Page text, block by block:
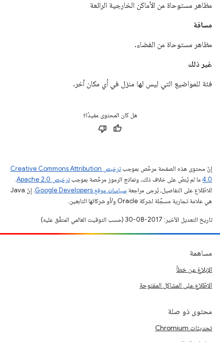
مظاهر مستوحاة من الأماكن الخارجية الرائعة
مسافة
مظاهر مستوحاة من الفضاء.
غير ذلك
فئة للمواضيع التي ليس لها منزل في أي مكان آخر.
هل كان المحتوى مفيدًا؟
إنّ محتوى هذه الصفحة مرخّص بموجب
ترخيص Creative Commons Attribution
4.0‏ ما لم يُنصّ على خلاف ذلك، ونماذج الرموز مرخّصة بموجبترخيص Apache 2.0‏
.
للاطّلاع على التفاصيل، يُرجى مراجعة سياسات موقع Google Developers‏
. إنّ Java
هي علامة تجارية مسجَّلة لشركة Oracle و/أو شركائها التابعين.
تاريخ التعديل الأخير: 2017-08-30 (حسب التوقيت العالمي المتفَّق عليه)
مساهمة
الإبلاغ عن خطأ
الاطّلاع على المشاكل المفتوحة
محتوى ذو صلة
تحديثات Chromium